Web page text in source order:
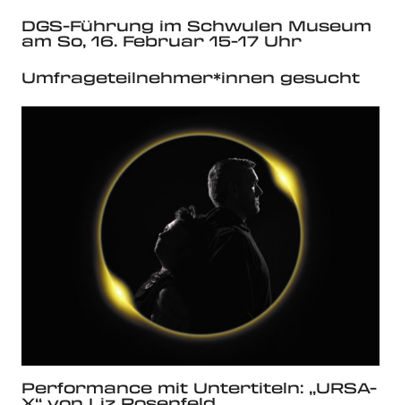
DGS-Führung im Schwulen Museum
am So, 16. Februar 15-17 Uhr
Umfrageteilnehmer*innen gesucht
Performance mit Untertiteln: „URSA-